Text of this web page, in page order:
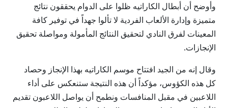
وأوضح أن أبطال الكاراتيه ظلوا على الدوام يحققون نتائج
متميزة وإدارة الألعاب الفردية لا تألوا جهداً في توفير كافة
المعينات لفرق النادي لتحقيق النتائج المأمولة ومواصلة تحقيق
الإنجازات.
وقال إنه من الجيد افتتاح موسم الكاراتيه بهذا الإنجاز وحصاد
كل هذه الكؤوس، مؤكداً أن هذه النتيجة ستنعكس على أداء
اللاعبين في مقبل المنافسات ونطمح أن يواصل اللاعبون تقديم